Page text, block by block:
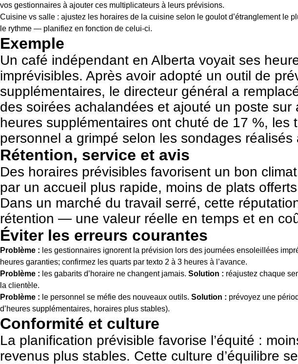
vos gestionnaires à ajouter ces multiplicateurs à leurs prévisions.
Cuisine vs salle : ajustez les horaires de la cuisine selon le goulot d’étranglement le
le rythme — planifiez en fonction de celui-ci.
Exemple
Un café indépendant en Alberta voyait ses
imprévisibles. Après avoir adopté un outil de
supplémentaires, le directeur général a
des soirées achalandées et ajouté un poste
heures supplémentaires ont chuté de 17 %,
personnel a grimpé selon les sondages réalisés
Rétention, service et avis
Des horaires prévisibles favorisent un bon
par un accueil plus rapide, moins de plats
Dans un marché du travail serré, cette
rétention — une valeur réelle en temps et en
Éviter les erreurs courantes
Problème : les gestionnaires ignorent la prévision lors des journées ensoleillées
heures garanties; confirmez les quarts par texto 2 à 3 heures à l’avance.
Problème : les gabarits d’horaire ne changent jamais. Solution : réajustez chaque
la clientèle.
Problème : le personnel se méfie des nouveaux outils. Solution : prévoyez une
d’heures supplémentaires, horaires plus stables).
Conformité et culture
La planification prévisible favorise l’équité :
revenus plus stables. Cette culture d’équilibre